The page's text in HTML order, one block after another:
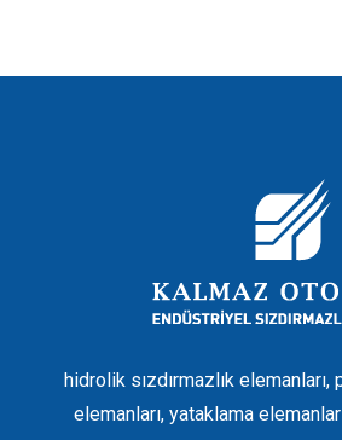
hidrolik sızdırmazlık elemanları,
elemanları, yataklama